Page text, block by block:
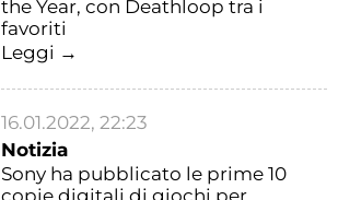
the Year, con Deathloop tra i
favoriti
Leggi →
16.01.2022, 22:23
Notizia
Sony ha pubblicato le prime 10
copie digitali di giochi per